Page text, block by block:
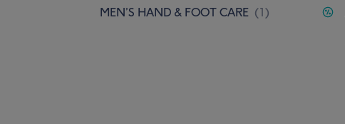
MEN’S HAND & FOOT CARE (1)